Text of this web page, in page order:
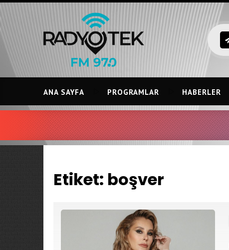
Skip
to
content
ANA SAYFA PROGRAMLAR HABERLER
Etiket: boşver